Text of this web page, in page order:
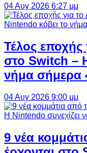
04 Αυγ 2026 6:27 μμ
Τέλος
στο Switch –
νήμα σήμερα
04 Αυγ 2026 9:00 μμ
9 νέα